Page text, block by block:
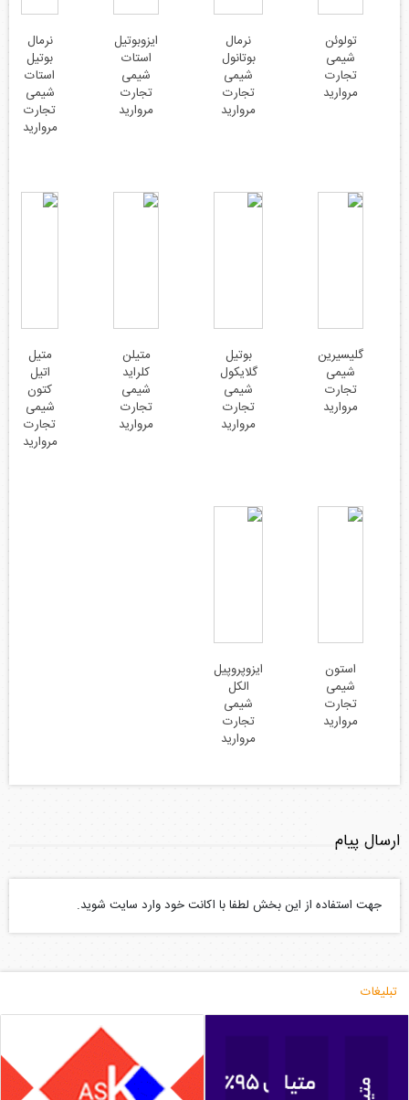
تولوئن
شیمی
تجارت
مروارید
نرمال
بوتانول
شیمی
تجارت
مروارید
ایزوبوتیل
استات
شیمی
تجارت
مروارید
نرمال
بوتیل
استات
شیمی
تجارت
مروارید
گلیسیرین
شیمی
تجارت
مروارید
بوتیل
گلایکول
شیمی
تجارت
مروارید
متیلن
کلراید
شیمی
تجارت
مروارید
متیل
اتیل
کتون
شیمی
تجارت
مروارید
استون
شیمی
تجارت
مروارید
ایزوپروپیل
الکل
شیمی
تجارت
مروارید
ارسال پیام
جهت استفاده از این بخش لطفا با اکانت خود وارد سایت شوید.
تبلیغات